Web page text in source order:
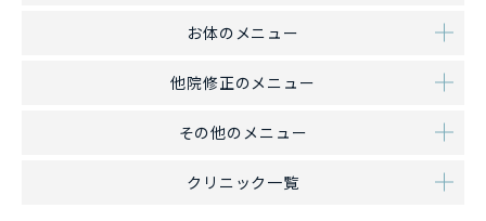
お体のメニュー
他院修正のメニュー
その他のメニュー
クリニック一覧